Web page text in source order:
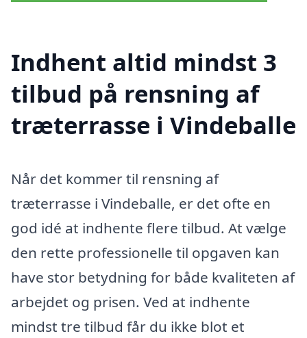
Indhent altid mindst 3
tilbud på rensning af
træterrasse i Vindeballe
Når det kommer til rensning af
træterrasse i Vindeballe, er det ofte en
god idé at indhente flere tilbud. At vælge
den rette professionelle til opgaven kan
have stor betydning for både kvaliteten af
arbejdet og prisen. Ved at indhente
mindst tre tilbud får du ikke blot et